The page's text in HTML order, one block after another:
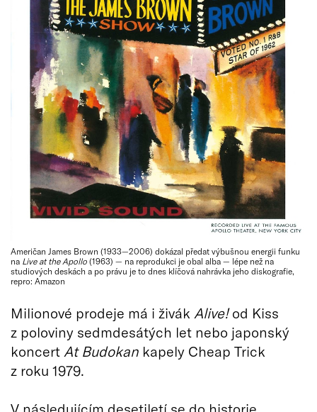
Američan James Brown (1933—2006) dokázal předat výbušnou energii funku
na Live at the Apollo (1963) — na reprodukci je obal alba — lépe než na
studiových deskách a po právu je to dnes klíčová nahrávka jeho diskografie,
repro: Amazon
Milionové prodeje má i živák Alive!od Kiss
z poloviny sedmdesátých let nebo japonský
koncert At Budokan kapely Cheap Trick
z roku 1979.